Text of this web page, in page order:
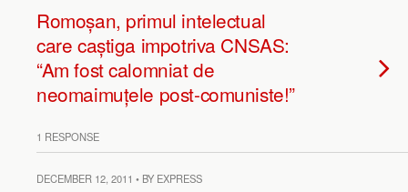
Romoșan, primul intelectual
care caștiga impotriva CNSAS:
“Am fost calomniat de
neomaimuțele post-comuniste!”
1 RESPONSE
DECEMBER 12, 2011 • BY EXPRESS